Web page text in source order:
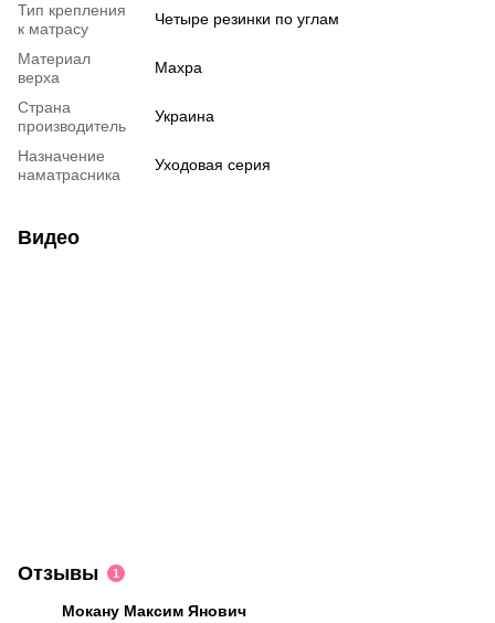
Тип крепления
к матрасу
Четыре резинки по углам
Материал
верха
Махра
Страна
производитель
Украина
Назначение
наматрасника
Уходовая серия
Видео
Отзывы 1
Мокану Максим Янович